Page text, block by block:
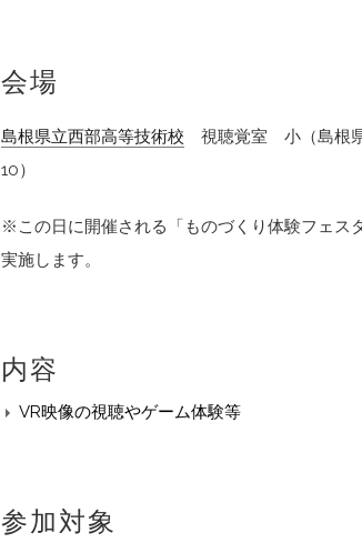
会場
島根県立西部高等技術校 視聴覚室 小（島根
10）
※この日に開催される「ものづくり体験フェス
実施します。
内容
VR映像の視聴やゲーム体験等
参加対象